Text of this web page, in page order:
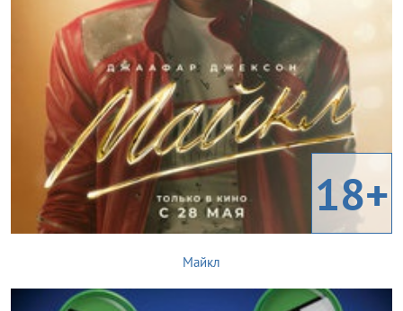
18+
Майкл